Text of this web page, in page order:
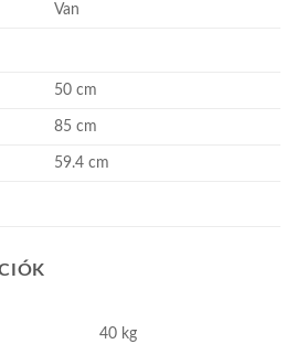
Van
50 cm
85 cm
59.4 cm
40 kg